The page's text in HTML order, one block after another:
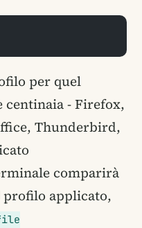
per quel
centinaia - Firefox,
Thunderbird,
comparirà
applicato,